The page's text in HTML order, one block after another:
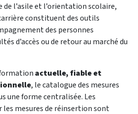
de l’asile et l’orientation scolaire,
constituent des outils
des personnes
d’accès ou de retour au marché du
actuelle, fiable et
, le catalogue des mesures
une forme centralisée. Les
mesures de réinsertion sont